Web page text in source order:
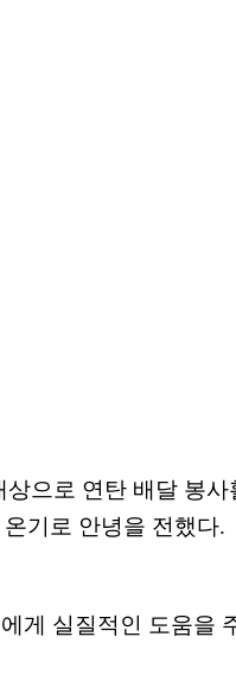
으로 연탄 배달 봉
기로 안녕을 전했다.
게 실질적인 도움을